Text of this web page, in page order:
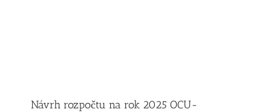
Návrh rozpočtu na rok 2025 OCU-